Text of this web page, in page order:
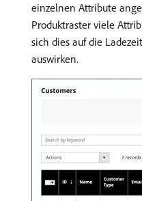
einzelnen Attribute
Produktraster viele
sich dies auf die
auswirken.